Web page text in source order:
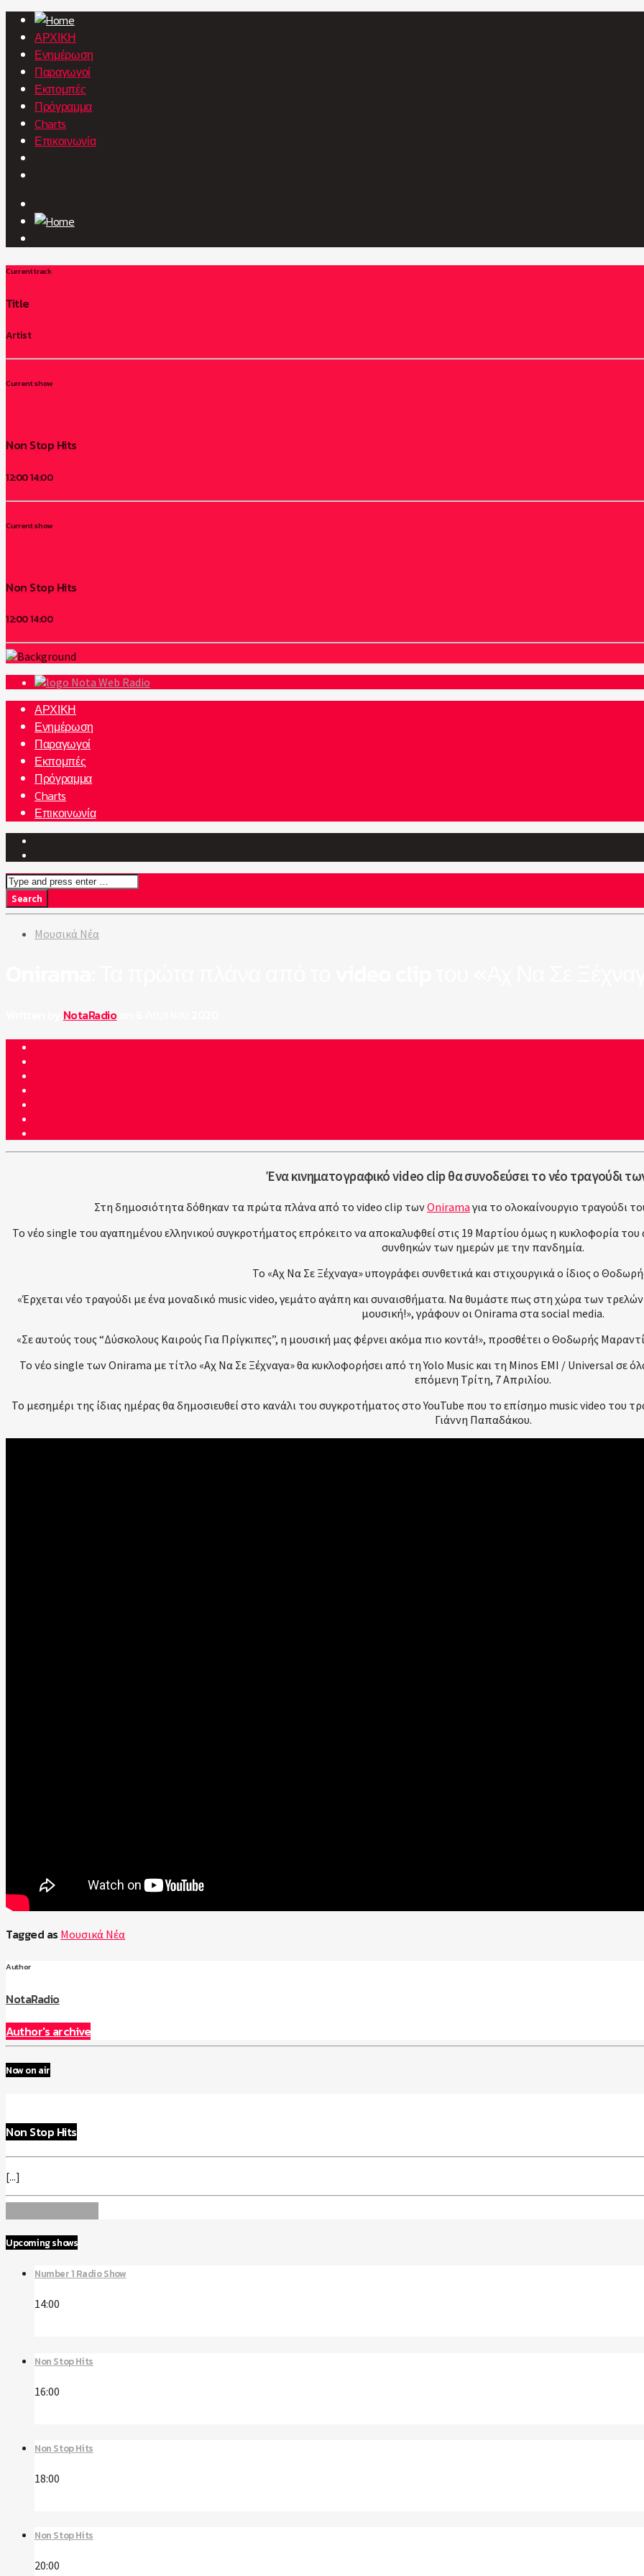
ΑΡΧΙΚΗ
Ενημέρωση
Παραγωγοί
Εκπομπές
Πρόγραμμα
Charts
Επικοινωνία
Current track
Title
Artist
Current show
Non Stop Hits
12:0014:00
Current show
Non Stop Hits
12:0014:00
Nota Web Radio
ΑΡΧΙΚΗ
Ενημέρωση
Παραγωγοί
Εκπομπές
Πρόγραμμα
Charts
Επικοινωνία
Μουσικά Νέα
NotaRadioon 6 Απριλίου 2020
Ένα κινηματογραφικό video clip θα συνοδεύσει το νέο τραγούδι
Στη δημοσιότητα δόθηκαν τα πρώτα πλάνα από το video clip τωνOniramaγια το ολοκαίνουργιο τραγούδι
Το νέο single του αγαπημένου ελληνικού συγκροτήματος επρόκειτο να αποκαλυφθεί στις 19 Μαρτίου όμως η κυκλοφορία
συνθηκών των ημερών με την πανδημία.
Το «Αχ Να Σε Ξέχναγα» υπογράφει συνθετικά και στιχουργικά ο ίδιος ο
«Έρχεται νέο τραγούδι με ένα μοναδικό music video, γεμάτο αγάπη και συναισθήματα. Να θυμάστε πως στη χώρα των τρελών
μουσική!», γράφουν οι Onirama στα social media.
«Σε αυτούς τους “Δύσκολους Καιρούς Για Πρίγκιπες”, η μουσική μας φέρνει ακόμα πιο κοντά!», προσθέτει ο Θοδωρής
Το νέο single των Onirama με τίτλο «Αχ Να Σε Ξέχναγα» θα κυκλοφορήσει από τη Yolo Music και τη Minos EMI / Universal σε
επόμενη Τρίτη, 7 Απριλίου.
Το μεσημέρι της ίδιας ημέρας θα δημοσιευθεί στο κανάλι του συγκροτήματος στο YouTube που το επίσημο music video του
Γιάννη Παπαδάκου.
Tagged as Μουσικά Νέα
Author
NotaRadio
Author's archive
Now on air
Non Stop Hits
[...]
Upcoming shows
Number 1 Radio Show
14:00
Non Stop Hits
16:00
Non Stop Hits
18:00
Non Stop Hits
20:00